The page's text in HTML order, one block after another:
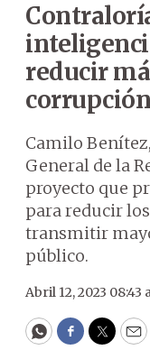
reducir
corrupción
Camilo
General de la
proyecto que
para reducir
transmitir
público.
Abril 12, 2023 08:43
WhatsApp
Facebook